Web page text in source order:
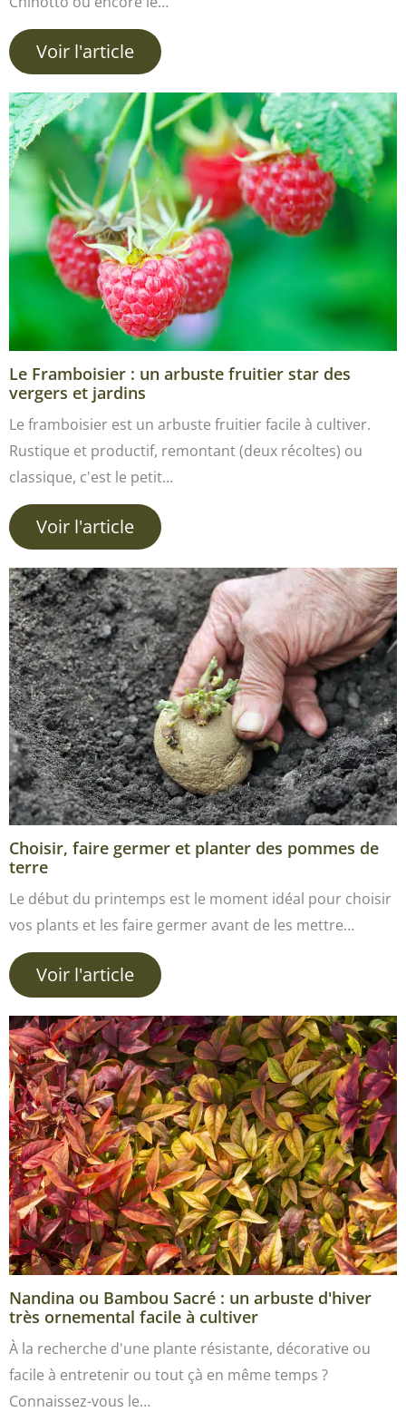
Voir l'article
Le Framboisier : un arbuste fruitier star des
vergers et jardins
Le framboisier est un arbuste fruitier facile à cultiver.
Rustique et productif, remontant (deux récoltes) ou
classique, c'est le petit…
Voir l'article
Choisir, faire germer et planter des pommes de
terre
Le début du printemps est le moment idéal pour choisir
vos plants et les faire germer avant de les mettre…
Voir l'article
Nandina ou Bambou Sacré : un arbuste d'hiver
très ornemental facile à cultiver
À la recherche d'une plante résistante, décorative ou
facile à entretenir ou tout çà en même temps ?
Connaissez-vous le…